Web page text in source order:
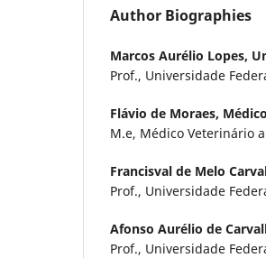
Author Biographies
Marcos Aurélio Lopes,
Prof., Universidade
Flávio de Moraes,
M.e, Médico Veterinário
Francisval de Melo
Prof., Universidade
Afonso Aurélio de
Prof., Universidade